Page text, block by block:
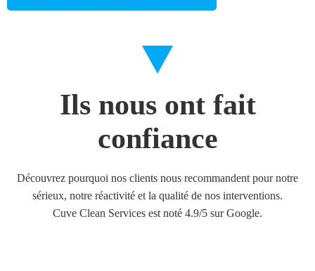
Ils nous ont fait
confiance
Découvrez pourquoi nos clients nous recommandent pour notre
sérieux, notre réactivité et la qualité de nos interventions.
Cuve Clean Services est noté 4.9/5 sur Google.